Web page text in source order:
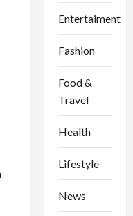
Entertaiment
Fashion
Food &
Travel
Health
Lifestyle
News